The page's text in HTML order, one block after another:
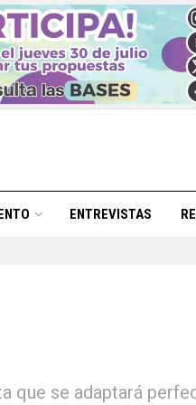
ENTREVISTAS
que se adaptará